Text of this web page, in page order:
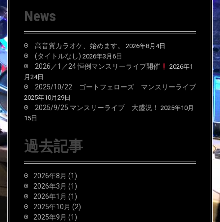
News
高音質カラオケ、始めます。 2026年8月4日
(タイトルなし) 2026年3月6日
2026／1／24 恒例マンスリーライブ開催
2026年1
月24日
2025/10/22 ゴートフェローズ マンスリーライブ
2025年10月29日
2025/9/25 マンスリーライブ 大盛況！ 2025年10月
15日
過去記事
2026年8月 (1)
2026年3月 (1)
2026年1月 (1)
2025年10月 (2)
2025年9月 (1)